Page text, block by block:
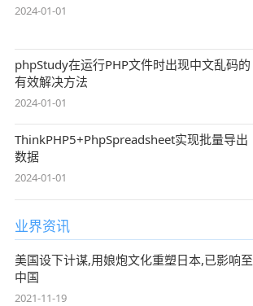
2024-01-01
phpStudy在运行PHP文件时出现中文乱码的
有效解决方法
2024-01-01
ThinkPHP5+PhpSpreadsheet实现批量导出
数据
2024-01-01
业界资讯
美国设下计谋,用娘炮文化重塑日本,已影响至
中国
2021-11-19